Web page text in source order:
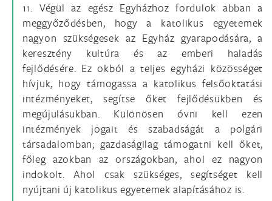
11. Végül az egész Egyházhoz fordulok abban a
meggyőződésben, hogy a katolikus egyetemek
nagyon szükségesek az Egyház gyarapodására, a
keresztény kultúra és az emberi haladás
fejlődésére. Ez okból a teljes egyházi közösséget
hívjuk, hogy támogassa a katolikus felsőoktatási
intézményeket, segítse őket fejlődésükben és
megújulásukban. Különösen óvni kell ezen
intézmények jogait és szabadságát a polgári
társadalomban; gazdaságilag támogatni kell őket,
főleg azokban az országokban, ahol ez nagyon
indokolt. Ahol csak szükséges, segítséget kell
nyújtani új katolikus egyetemek alapításához is.